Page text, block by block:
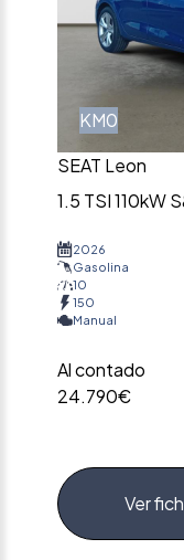
KM0
SEAT Leon
1.5 TSI 110kW
2026
Gasolina
10
150
Manual
Al contado
24.790€
Ver